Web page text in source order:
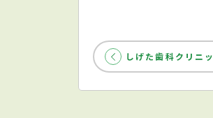
しげた歯科クリニ